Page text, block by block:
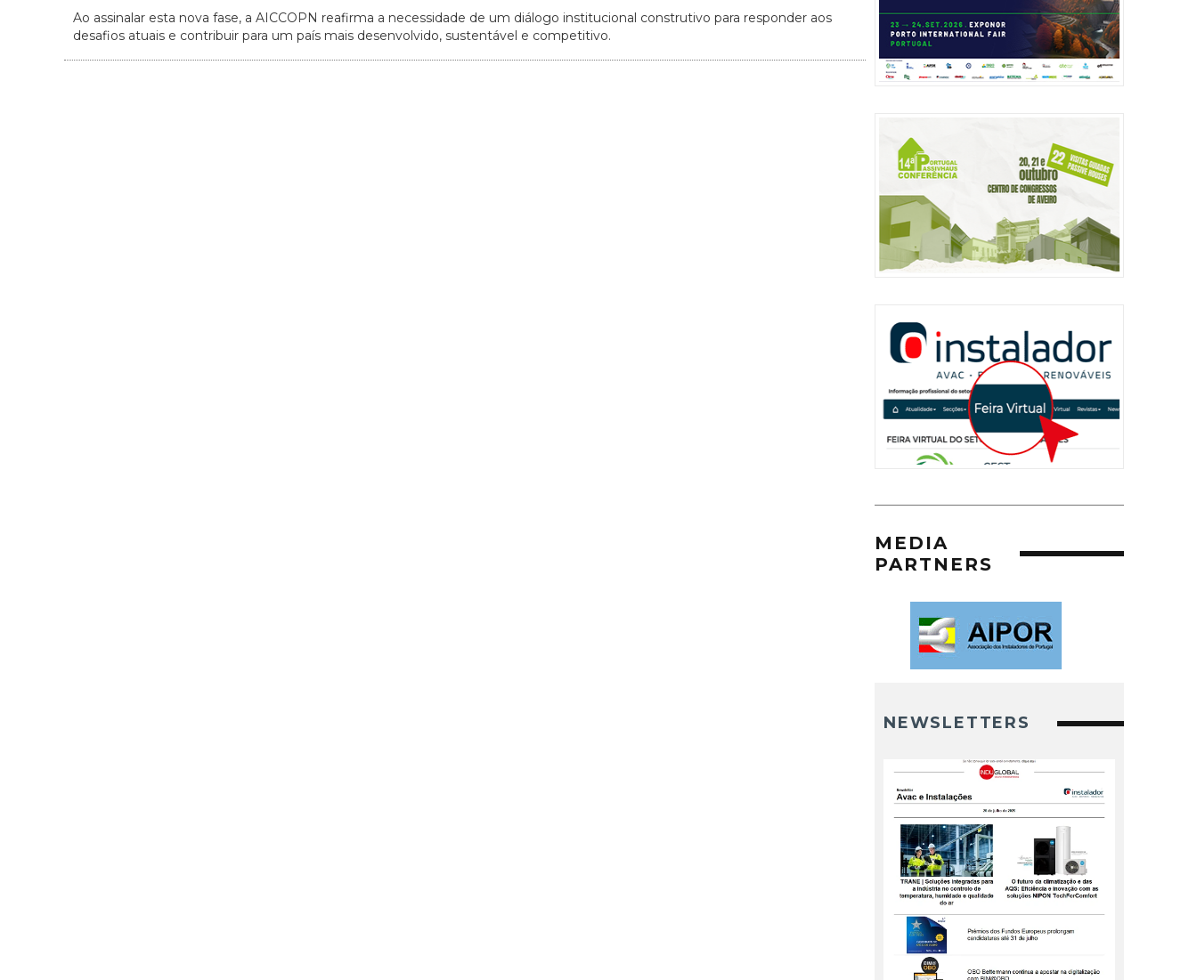
Ao assinalar esta nova fase, a AICCOPN reafirma a necessidade de um diálogo institucional construtivo para responder aos
desafios atuais e contribuir para um país mais desenvolvido, sustentável e competitivo.
MEDIA
PARTNERS
NEWSLETTERS